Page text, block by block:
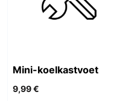
Mini-koelkastvoet
9,99 €